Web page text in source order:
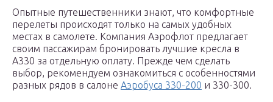
Опытные путешественники знают, что комфортные
перелеты происходят только на самых удобных
местах в самолете. Компания Аэрофлот предлагает
своим пассажирам бронировать лучшие кресла в
А330 за отдельную оплату. Прежде чем сделать
выбор, рекомендуем ознакомиться с особенностями
разных рядов в салоне Аэробуса 330-200 и 330-300.